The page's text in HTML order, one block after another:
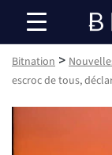
Bitnation >
escroc de tous,